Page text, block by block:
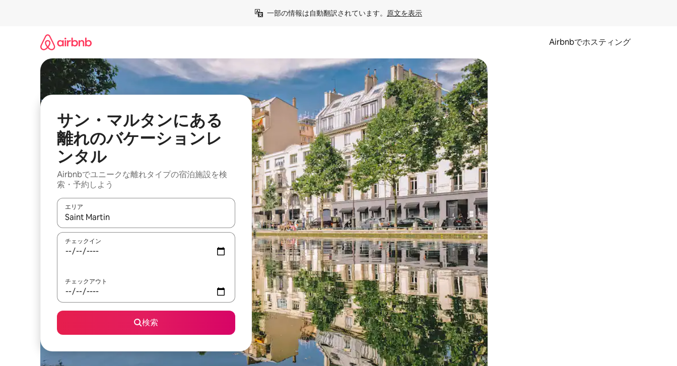
一部の情報は自動翻訳されています。 原文を表示
Airbnbでホスティング
サン・マルタンにある
離れのバケーションレ
ンタル
Airbnbでユニークな離れタイプの宿泊施設を検
索・予約しよう
エリア
検索結果が表示されたら、上下の矢印キーを使って移動するか、画面をタッチまたはスワイプして検索結果を確認することができます。
チェックイン
チェックアウト
検索